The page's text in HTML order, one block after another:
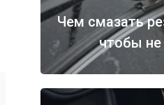
Чем смазать
чтобы не